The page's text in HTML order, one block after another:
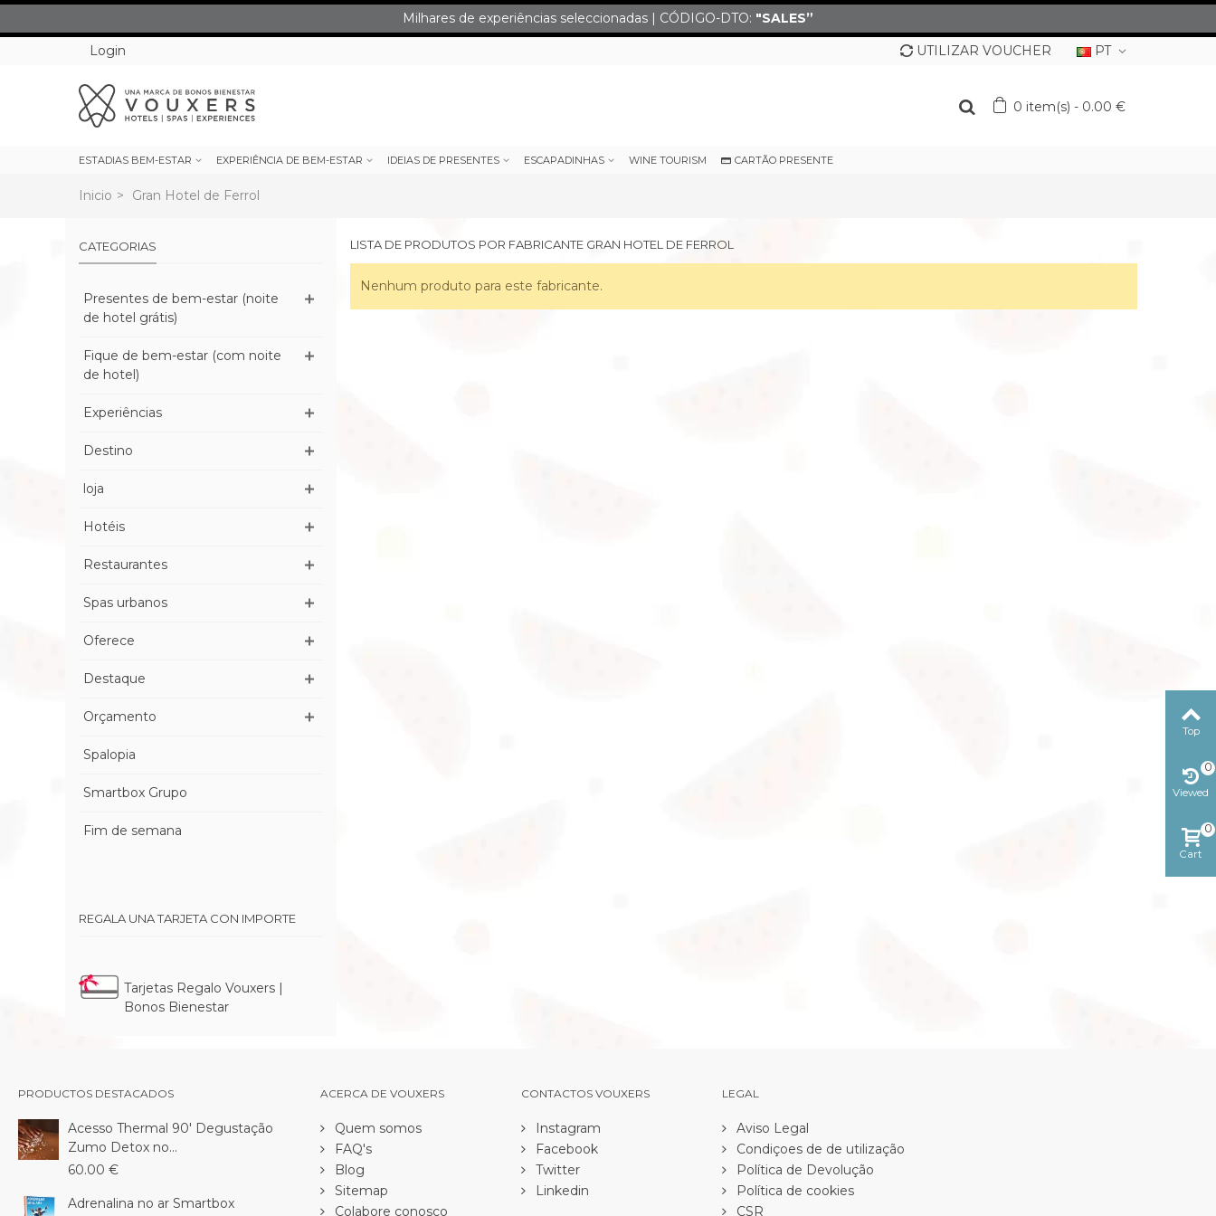
Milhares de experiências seleccionadas | CÓDIGO-DTO: "SALES”
Login
PT
UTILIZAR VOUCHER
0 item(s) - 0.00 €
ESTADIAS BEM-ESTAR EXPERIÊNCIA DE BEM-ESTAR IDEIAS DE PRESENTES ESCAPADINHAS WINE TOURISM CARTÃO PRESENTE
Inicio > Gran Hotel de Ferrol
CATEGORIAS
Presentes de bem-estar (noite
de hotel grátis)
Fique de bem-estar (com noite
de hotel)
Experiências
Destino
loja
Hotéis
Restaurantes
Spas urbanos
Oferece
Destaque
Orçamento
Spalopia
Smartbox Grupo
Fim de semana
REGALA UNA TARJETA CON IMPORTE
Tarjetas Regalo Vouxers |
Bonos Bienestar
LISTA DE PRODUTOS POR FABRICANTE GRAN HOTEL DE FERROL
Nenhum produto para este fabricante.
PRODUCTOS DESTACADOS
Acesso Thermal 90' Degustação
Zumo Detox no...
60.00 €
Adrenalina no ar Smartbox
ACERCA DE VOUXERS
Quem somos
FAQ's
Blog
Sitemap
Colabore conosco
CONTACTOS VOUXERS
Instagram
Facebook
Twitter
Linkedin
LEGAL
Aviso Legal
Condiçoes de de utilização
Política de Devolução
Política de cookies
CSR
Top
Viewed
0
Cart
0